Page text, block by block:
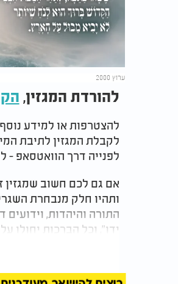
ערוץ 2000
להורדת המגזין,
להצטרפות או למידע נוסף, צרו
לקבלת המגזין לתיבת
לפנייה דרך הוואטסאפ -
אם גם לכם חשוב שמגזין
ותהיו חלק מנבחרת
התורה והיהדות,
ידו", וכל הברכות יחולו